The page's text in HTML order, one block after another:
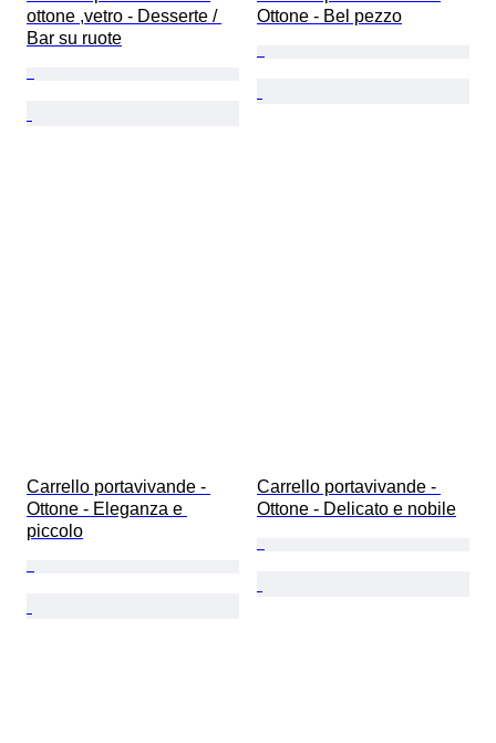
ottone ,vetro - Desserte /
Bar su ruote
Ottone - Bel pezzo
Carrello portavivande -
Ottone - Eleganza e
piccolo
Carrello portavivande -
Ottone - Delicato e nobile